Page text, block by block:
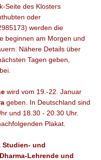
Seite des Klosters
oder
werden die
beginnen am Morgen und
Nähere Details über
Tagen geben,
wird vom 19.-22. Januar
geben. In Deutschland sind
und 18.30 - 20.30 Uhr.
Plakat.
Studien- und
Lehrende und